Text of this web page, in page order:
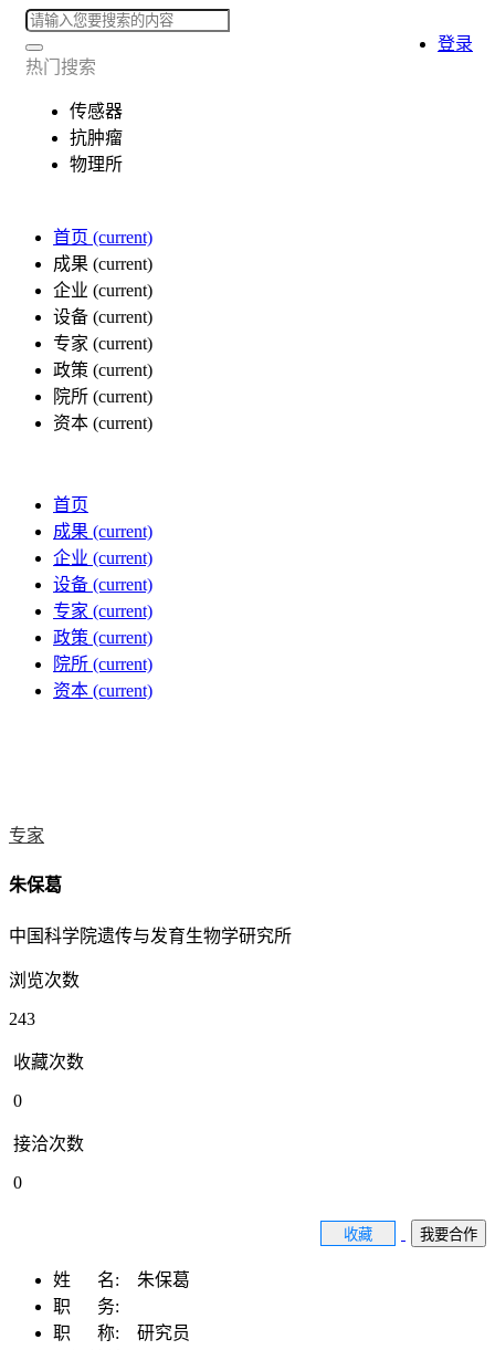
热门搜索
传感器
抗肿瘤
物理所
首页 (current)
成果 (current)
企业 (current)
设备 (current)
专家 (current)
政策 (current)
院所 (current)
资本 (current)
登录
首页
成果 (current)
企业 (current)
设备 (current)
专家 (current)
政策 (current)
院所 (current)
资本 (current)
专家
朱保葛
中国科学院遗传与发育生物学研究所
浏览次数
243
收藏次数
0
接洽次数
0
收藏 我要合作
姓 名: 朱保葛
职 务:
职 称: 研究员